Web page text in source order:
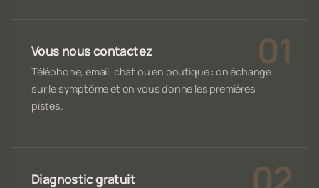
Vous nous contactez
Téléphone, email, chat ou en boutique : on échange
sur le symptôme et on vous donne les premières
pistes.
Diagnostic gratuit